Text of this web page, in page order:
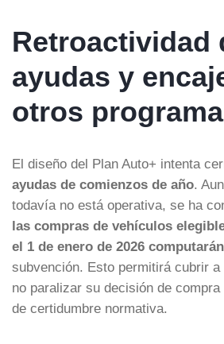
Retroactividad
ayudas y
otros
El diseño del Plan Auto+ intenta
ayudas de comienzos de año.
todavía no está operativa, se ha
las compras de vehículos
el 1 de enero de 2026 computarán
subvención. Esto permitirá cubrir a
no paralizar su decisión de
de certidumbre normativa.